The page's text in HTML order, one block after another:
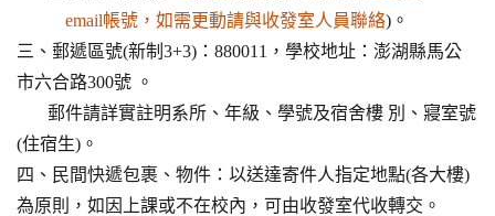
email帳號，如需更動請與收發室人員聯絡)。
三、郵遞區號(新制3+3)：880011，學校地址：澎湖縣馬公
市六合路300號 。
郵件請詳實註明系所、年級、學號及宿舍樓 別、寢室號
(住宿生)。
四、民間快遞包裹、物件：以送達寄件人指定地點(各大樓)
為原則，如因上課或不在校內，可由收發室代收轉交。